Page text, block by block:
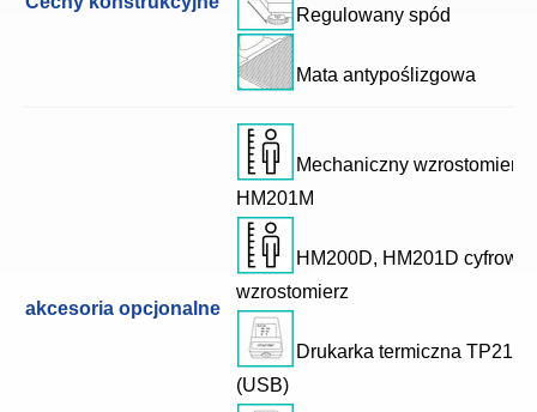
Regulowany spód
Mata antypoślizgowa
akcesoria opcjonalne
Mechaniczny wzrostomierz
HM201M
HM200D, HM201D cyfrowy
wzrostomierz
Drukarka termiczna TP2100
(USB)